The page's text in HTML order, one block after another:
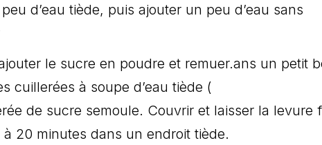
d’eau tiède, puis ajouter un peu d’eau sans
le sucre en poudre et remuer.ans un petit
cuillerées à soupe d’eau tiède (
de sucre semoule. Couvrir et laisser la levure
20 minutes dans un endroit tiède.